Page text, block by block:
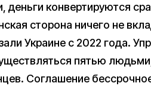
деньги конвертируются
сторона ничего не
Украине с 2022 года.
пятью
Соглашение